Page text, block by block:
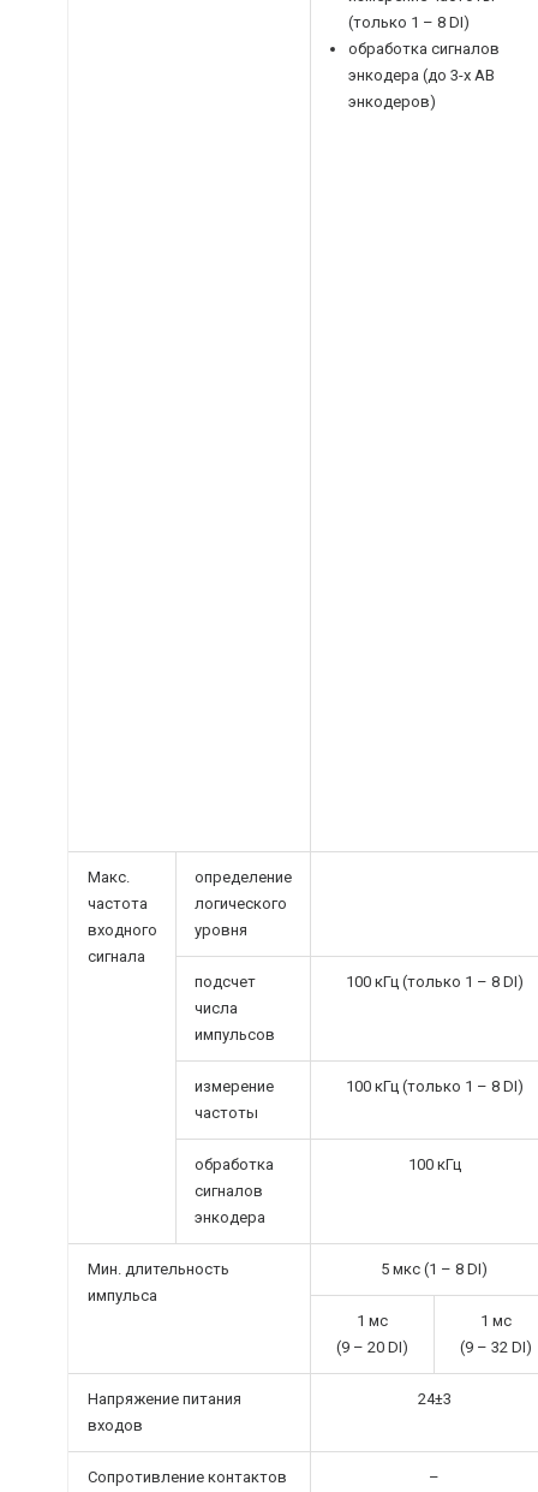
(только 1 – 8 DI)
обработка сигналов
энкодера (до 3-х AB
энкодеров)
Макс.
частота
входного
сигнала
определение
логического
уровня
подсчет
числа
импульсов
100 кГц (только 1 – 8 DI)
измерение
частоты
100 кГц (только 1 – 8 DI)
обработка
сигналов
энкодера
100 кГц
Мин. длительность
импульса
5 мкс (1 – 8 DI)
1 мс
(9 – 20 DI)
1 мс
(9 – 32 DI)
Напряжение питания
входов
24±3
Сопротивление контактов
–